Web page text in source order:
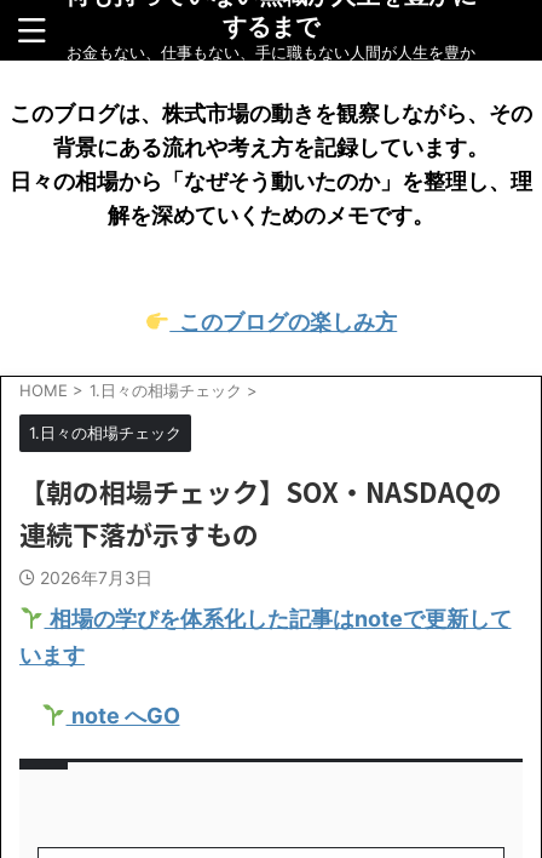
するまで
お金もない、仕事もない、手に職もない人間が人生を豊か
このブログは、株式市場の動きを観察しながら、その
背景にある流れや考え方を記録しています。
日々の相場から「なぜそう動いたのか」を整理し、理
解を深めていくためのメモです。
このブログの楽しみ方
HOME > 1.日々の相場チェック >
1.日々の相場チェック
【朝の相場チェック】SOX・NASDAQの
連続下落が示すもの
2026年7月3日
相場の学びを体系化した記事はnoteで更新して
います
note へGO